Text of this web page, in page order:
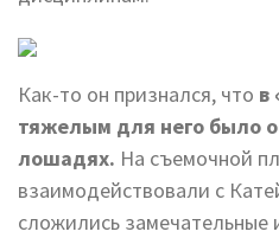
Как-то он признался, что в
тяжелым для него было
лошадях. На съемочной
взаимодействовали с
сложились